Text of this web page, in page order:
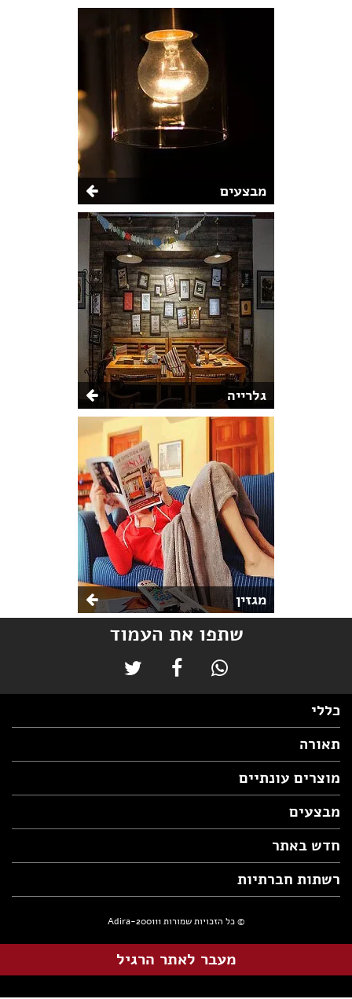
מבצעים
גלרייה
מגזין
שתפו את העמוד
כללי
תאורה
מוצרים עונתיים
מבצעים
חדש באתר
רשתות חברתיות
© כל הזכויות שמורות Adira-200111
מעבר לאתר הרגיל